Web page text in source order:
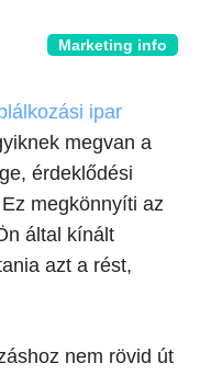
Marketing info
ipar
megvan a
érdeklődési
megkönnyíti az
által kínált
azt a rést,
nem rövid út